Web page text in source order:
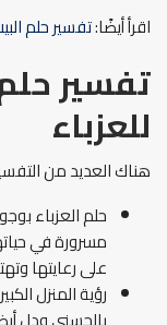
اقرأ أيضًا:تفسير حلم
تفسير
للعزباء
هناك العديد من
حلم العزباء
مسرورة في
على رعايتها
رؤية المنزل